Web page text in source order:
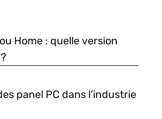
Home : quelle version
panel PC dans l’industrie